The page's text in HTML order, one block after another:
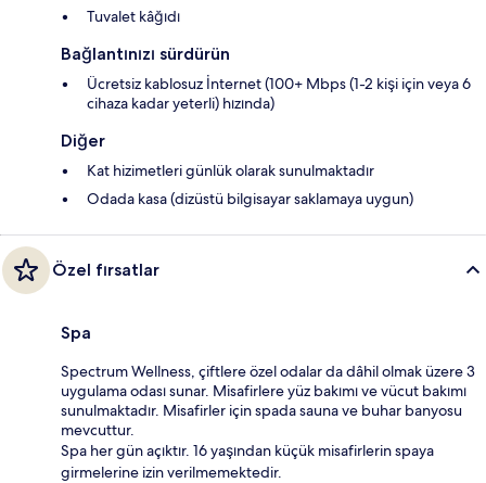
Tuvalet kâğıdı
Bağlantınızı sürdürün
Ücretsiz kablosuz İnternet (100+ Mbps (1-2 kişi için veya 6
cihaza kadar yeterli) hızında)
Diğer
Kat hizimetleri günlük olarak sunulmaktadır
Odada kasa (dizüstü bilgisayar saklamaya uygun)
Özel fırsatlar
Spa
Spectrum Wellness, çiftlere özel odalar da dâhil olmak üzere 3
uygulama odası sunar. Misafirlere yüz bakımı ve vücut bakımı
sunulmaktadır. Misafirler için spada sauna ve buhar banyosu
mevcuttur.
Spa her gün açıktır. 16 yaşından küçük misafirlerin spaya
girmelerine izin verilmemektedir.